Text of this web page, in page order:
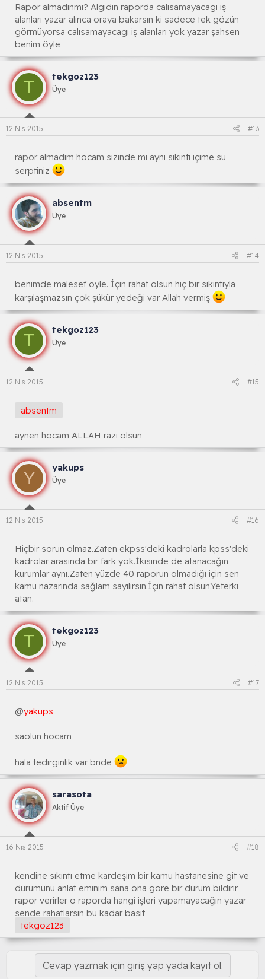
Rapor almadınmı? Algıdın raporda calısamayacagı iş
alanları yazar alınca oraya bakarsın ki sadece tek gözün
görmüyorsa calısamayacagı iş alanları yok yazar şahsen
benim öyle
T
tekgoz123
Üye
12 Nis 2015 #13
rapor almadım hocam sizinde mi aynı sıkıntı içime su
serptiniz
absentm
Üye
12 Nis 2015 #14
benimde malesef öyle. İçin rahat olsun hiç bir sıkıntıyla
karşılaşmazsın çok şükür yedeği var Allah vermiş
T
tekgoz123
Üye
12 Nis 2015 #15
absentm
aynen hocam ALLAH razı olsun
Y
yakups
Üye
12 Nis 2015 #16
Hiçbir sorun olmaz.Zaten ekpss'deki kadrolarla kpss'deki
kadrolar arasında bir fark yok.İkisinde de atanacağın
kurumlar aynı.Zaten yüzde 40 raporun olmadığı için sen
kamu nazarında sağlam sayılırsın.İçin rahat olsun.Yeterki
atan.
T
tekgoz123
Üye
12 Nis 2015 #17
@yakups
saolun hocam
hala tedirginlik var bnde
sarasota
Aktif Üye
16 Nis 2015 #18
kendine sıkıntı etme kardeşim bir kamu hastanesine git ve
durumunu anlat eminim sana ona göre bir durum bildirir
rapor verirler o raporda hangi işleri yapamayacağın yazar
sende rahatlarsın bu kadar basit
tekgoz123
Cevap yazmak için giriş yap yada kayıt ol.